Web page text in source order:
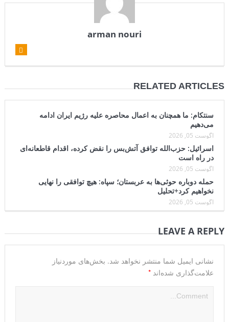
arman nouri
RELATED ARTICLES
سنتکام: ما همچنان به اعمال محاصره علیه رژیم ایران ادامه
می‌دهیم
آگوست 05, 2026
اسرائیل: حزب‌الله توافق آتش‌بس را نقض کرده، اقدام قاطعانه‌ای
در راه است
آگوست 05, 2026
حمله دوباره حوثی‌ها به عربستان؛ سپاه: هیچ توافقی را نهایی
نخواهیم کرد+تحلیل
آگوست 05, 2026
LEAVE A REPLY
نشانی ایمیل شما منتشر نخواهد شد. بخش‌های موردنیاز
علامت‌گذاری شده‌اند *